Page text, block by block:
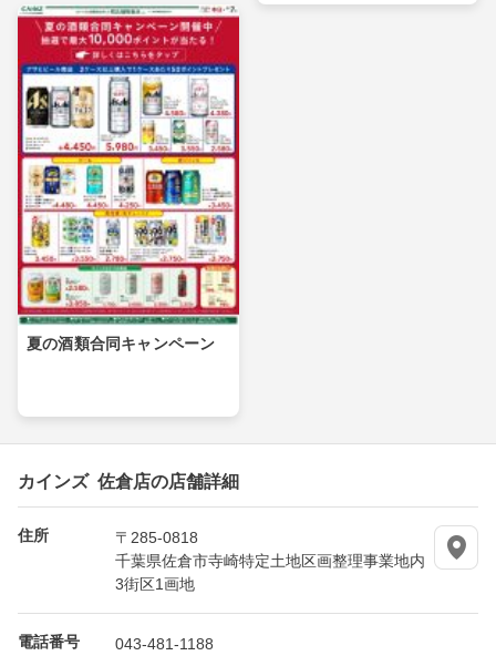
夏の酒類合同キャンペーン
カインズ 佐倉店の店舗詳細
住所
〒285-0818
千葉県佐倉市寺崎特定土地区画整理事業地内
3街区1画地
電話番号 043-481-1188